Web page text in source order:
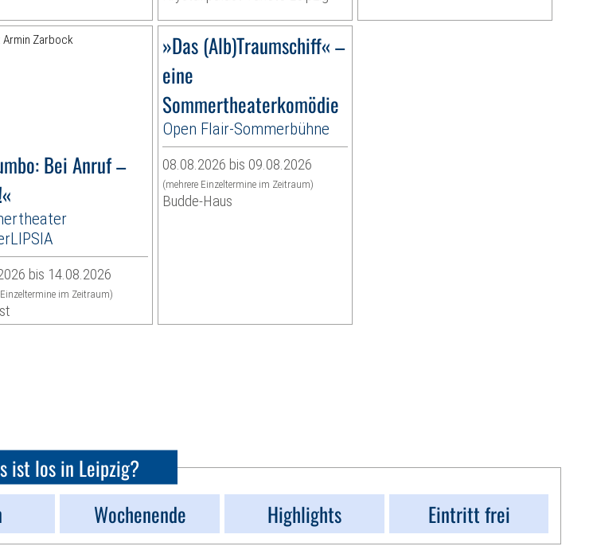
Bei Anruf –
bis 14.08.2026
im Zeitraum)
»Das (Alb)Traumschiff« –
eine
Sommertheaterkomödie
Open Flair-Sommerbühne
08.08.2026 bis 09.08.2026
(mehrere Einzeltermine im Zeitraum)
Budde-Haus
ist los in Leipzig?
Wochenende Highlights Eintritt frei